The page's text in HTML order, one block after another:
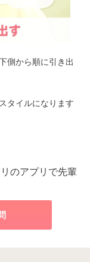
側から順に引き出
タイルになります
のアプリで先輩